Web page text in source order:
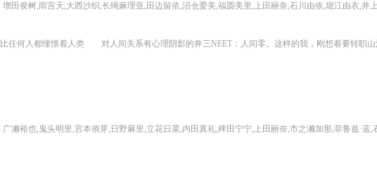
增田俊树,雨宫天,大西沙织,长绳麻理亚,田边留依,沼仓爱美,福圆美里,上田丽奈,石川由依,堀江由衣,井上穗乃花,井上和彦,石井真,茅野
广濑裕也,鬼头明里,宫本侑芽,日野麻里,立花日菜,内田真礼,稗田宁宁,上田丽奈,市之濑加那,菲鲁兹·蓝,石见舞菜香,和泉风花,野上尤加奈,花泽香菜,吉田有里,楠木灯,千本木彩花,日高里菜,杜野真子,鲸,生天目